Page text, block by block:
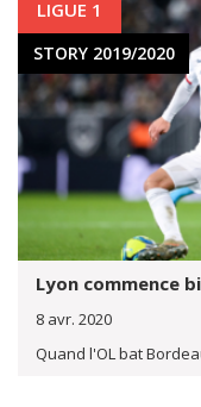
LIGUE 1
STORY 2019/2020
Lyon commence
8 avr. 2020
Quand l'OL bat